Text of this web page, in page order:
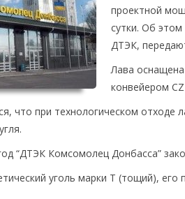
проектной
сутки. Об
ДТЭК,
Лава
конвейером
что при технологическом отходе
“ДТЭК Комсомолец Донбасса”
уголь марки Т (тощий),